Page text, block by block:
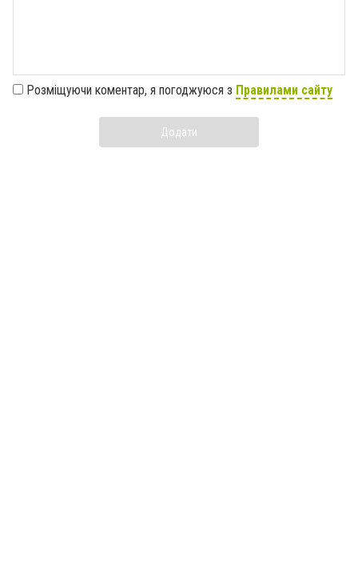
Розміщуючи коментар, я погоджуюся з Правилами сайту
Додати